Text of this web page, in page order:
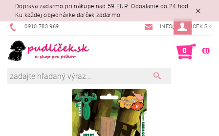
Doprava zadarmo pri nákupe nad 59 EUR. Odoslanie do 24 hod.
Ku každej objednávke darček zadarmo.
0910 783 969 INFO@PUDLICEK.SK
0 €0